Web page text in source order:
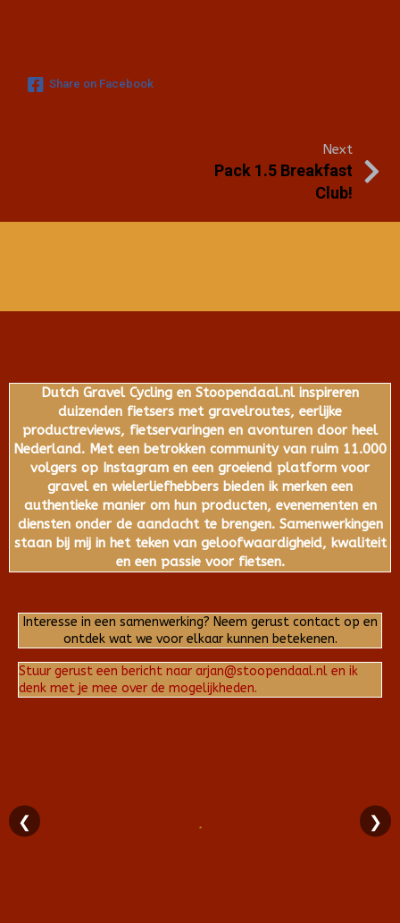
Share on Facebook
Next
Pack 1.5 Breakfast
Club!
Dutch Gravel Cycling en Stoopendaal.nl inspireren
duizenden fietsers met gravelroutes, eerlijke
productreviews, fietservaringen en avonturen door heel
Nederland. Met een betrokken community van ruim 11.000
volgers op Instagram en een groeiend platform voor
gravel en wielerliefhebbers bieden ik merken een
authentieke manier om hun producten, evenementen en
diensten onder de aandacht te brengen. Samenwerkingen
staan bij mij in het teken van geloofwaardigheid, kwaliteit
en een passie voor fietsen.
Interesse in een samenwerking? Neem gerust contact op en
ontdek wat we voor elkaar kunnen betekenen.
Stuur gerust een bericht naar arjan@stoopendaal.nl en ik
denk met je mee over de mogelijkheden.
❮ ❯